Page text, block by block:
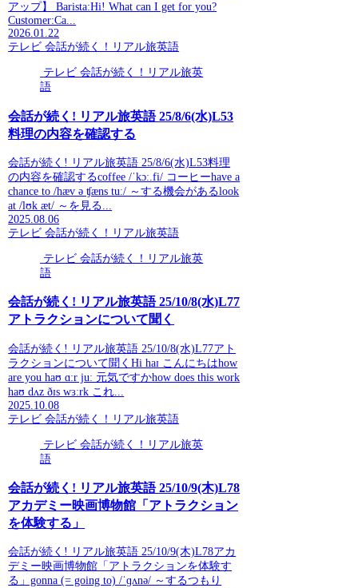
アップ】 Barista:Hi! What can I get for you?
Customer:Ca...
2026.01.22
テレビ 会話が続く！リアル旅英語
テレビ 会話が続く！リアル旅英
語
会話が続く! リアル旅英語 25/8/6(水)L53
料理の内容を確認する
会話が続く! リアル旅英語 25/8/6(水)L53料理
の内容を確認するcoffee /ˈkɔː.fi/ コーヒーhave a
chance to /hæv ə ʧæns tuː/ ～する機会があるlook
at /lʊk æt/ ～を見る...
2025.08.06
テレビ 会話が続く！リアル旅英語
テレビ 会話が続く！リアル旅英
語
会話が続く! リアル旅英語 25/10/8(水)L77
アトラクションについて聞く
会話が続く! リアル旅英語 25/10/8(水)L77アト
ラクションについて聞くHi haɪ こんにちはhow
are you haʊ ɑːr juː 元気ですかhow does this work
haʊ dʌz ðɪs wɜːrk これ...
2025.10.08
テレビ 会話が続く！リアル旅英語
テレビ 会話が続く！リアル旅英
語
会話が続く! リアル旅英語 25/10/9(木)L78
アカデミー映画博物館「アトラクション
を体験する」
会話が続く! リアル旅英語 25/10/9(木)L78アカ
デミー映画博物館「アトラクションを体験す
る」gonna (= going to) /ˈɡʌnə/ ～するつもり